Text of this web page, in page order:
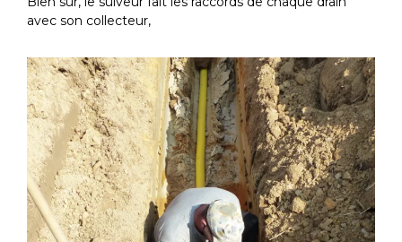
avec son collecteur,